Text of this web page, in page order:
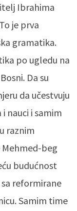
Ibrahima
je prva
gramatika.
po ugledu na
Da su
da učestvuju
nauci i samim
raznim
beg
budućnost
sa reformirane
Samim time